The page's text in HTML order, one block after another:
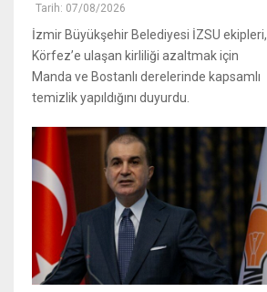
Tarih: 07/08/2026
İzmir Büyükşehir Belediyesi İZSU ekipleri,
Körfez’e ulaşan kirliliği azaltmak için
Manda ve Bostanlı derelerinde kapsamlı
temizlik yapıldığını duyurdu.